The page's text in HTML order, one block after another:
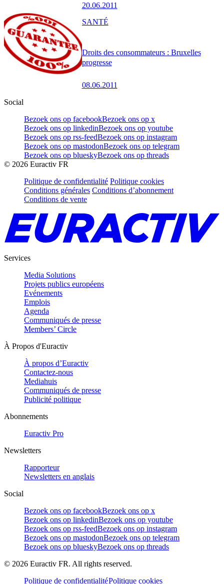
20.06.2011
Droits des consommateurs : Bruxelles
progresse
08.06.2011
SANTÉ
Social
Bezoek ons op facebookBezoek ons op x
Bezoek ons op linkedinBezoek ons op youtube
Bezoek ons op rss-feedBezoek ons op instagram
Bezoek ons op mastodonBezoek ons op telegram
Bezoek ons op blueskyBezoek ons op threads
© 2026 Euractiv FR
Politique de confidentialité Politique cookies
Conditions générales Conditions d’abonnement
Conditions de vente
Services
Media Solutions
Projets publics européens
Evénements
Emplois
Agenda
Communiqués de presse
Members’ Circle
À Propos d'Euractiv
À propos d’Euractiv
Contactez-nous
Mediahuis
Communiqués de presse
Publicité politique
Abonnements
Euractiv Pro
Newsletters
Rapporteur
Newsletters en anglais
Social
Bezoek ons op facebookBezoek ons op x
Bezoek ons op linkedinBezoek ons op youtube
Bezoek ons op rss-feedBezoek ons op instagram
Bezoek ons op mastodonBezoek ons op telegram
Bezoek ons op blueskyBezoek ons op threads
© 2026 Euractiv FR. All rights reserved.
Politique de confidentialitéPolitique cookies